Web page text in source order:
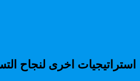
استراتيجيات اخرى لنجاح